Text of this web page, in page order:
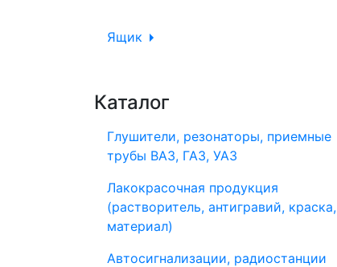
Ящик
Каталог
Глушители, резонаторы, приемные
трубы ВАЗ, ГАЗ, УАЗ
Лакокрасочная продукция
(растворитель, антигравий, краска,
материал)
Автосигнализации, радиостанции